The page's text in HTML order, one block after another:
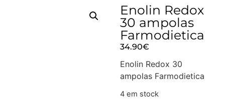
Enolin Redox
30 ampolas
Farmodietica
34.90€
Enolin Redox 30
ampolas Farmodietica
4 em stock